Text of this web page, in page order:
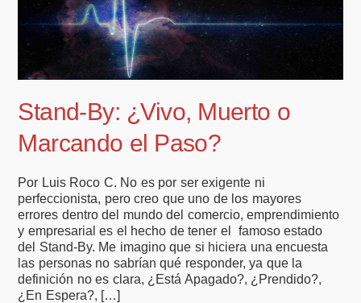
Stand-By: ¿Vivo, Muerto o
Marcando el Paso?
Por Luis Roco C. No es por ser exigente ni
perfeccionista, pero creo que uno de los mayores
errores dentro del mundo del comercio, emprendimiento
y empresarial es el hecho de tener el famoso estado
del Stand-By. Me imagino que si hiciera una encuesta
las personas no sabrían qué responder, ya que la
definición no es clara, ¿Está Apagado?, ¿Prendido?,
¿En Espera?, […]